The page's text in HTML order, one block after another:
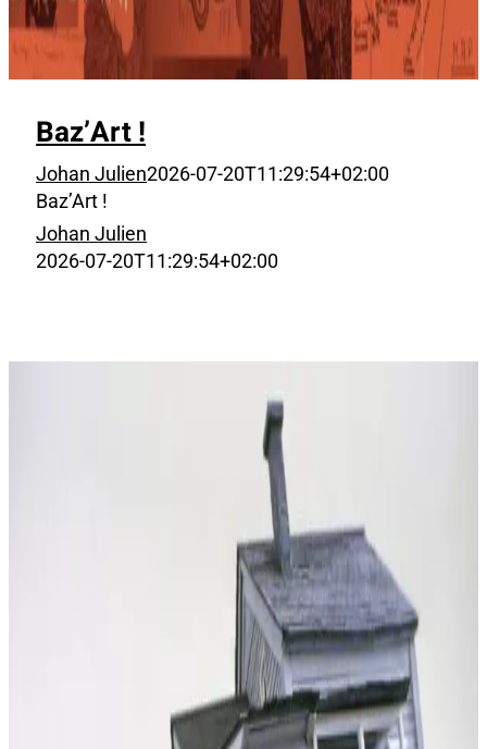
Baz’Art !
Johan Julien2026-07-20T11:29:54+02:00
Baz’Art !
Johan Julien
2026-07-20T11:29:54+02:00